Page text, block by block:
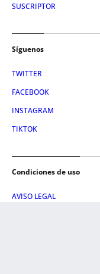
SUSCRIPTOR
Síguenos
TWITTER
FACEBOOK
INSTAGRAM
TIKTOK
Condiciones de uso
AVISO LEGAL